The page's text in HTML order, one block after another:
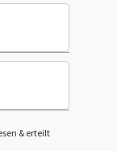
& erteilt